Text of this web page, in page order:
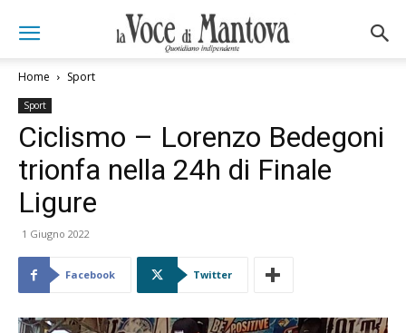
Home Sport
Sport
Ciclismo – Lorenzo Bedegoni
trionfa nella 24h di Finale
Ligure
1 Giugno 2022
Facebook Twitter